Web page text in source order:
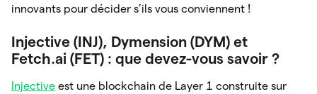
innovants pour décider s’ils vous conviennent !
Injective (INJ), Dymension (DYM) et
Fetch.ai (FET) : que devez-vous savoir ?
Injective est une blockchain de Layer 1 construite sur